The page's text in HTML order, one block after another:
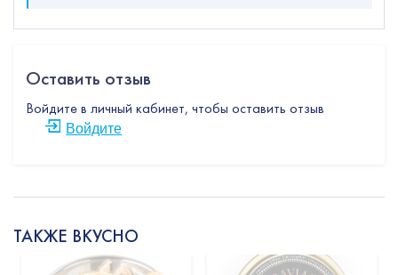
Оставить отзыв
Войдите в личный кабинет, чтобы оставить отзыв
Войдите
ТАКЖЕ ВКУСНО